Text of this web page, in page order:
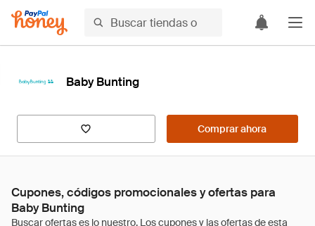
Baby Bunting
Comprar ahora
Cupones, códigos promocionales y ofertas para
Baby Bunting